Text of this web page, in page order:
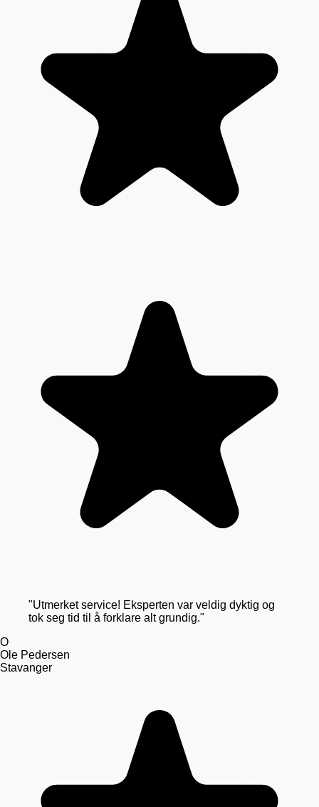
"Utmerket service! Eksperten var veldig dyktig og
tok seg tid til å forklare alt grundig."
O
Ole Pedersen
Stavanger